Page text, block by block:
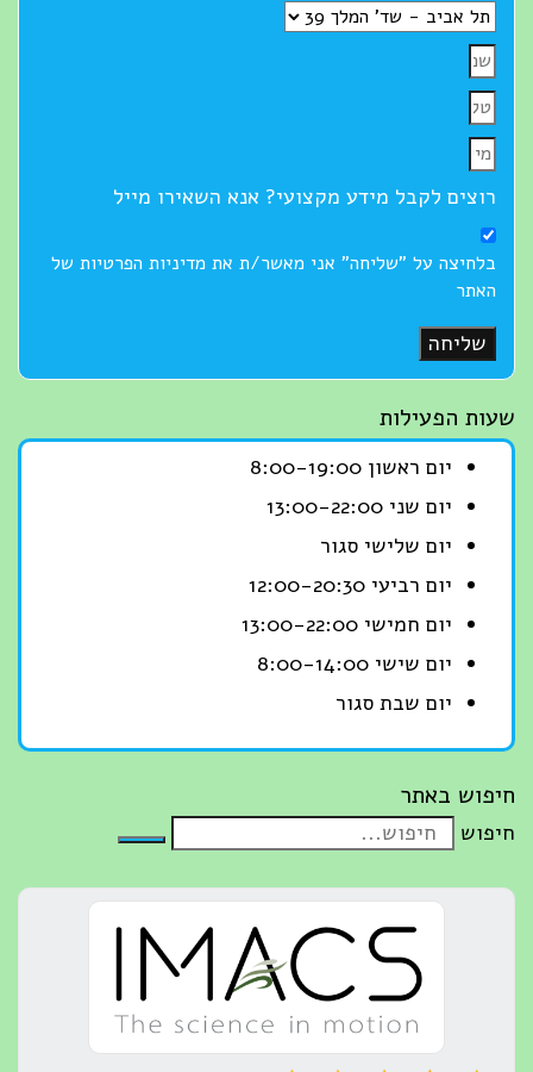
רוצים לקבל מידע מקצועי? אנא השאירו מייל
בלחיצה על "שליחה" אני מאשר/ת את מדיניות הפרטיות של
האתר
שליחה
שעות הפעילות
יום ראשון 8:00-19:00
יום שני 13:00-22:00
יום שלישי סגור
יום רביעי 12:00-20:30
יום חמישי 13:00-22:00
יום שישי 8:00-14:00
יום שבת סגור
חיפוש באתר
חיפוש